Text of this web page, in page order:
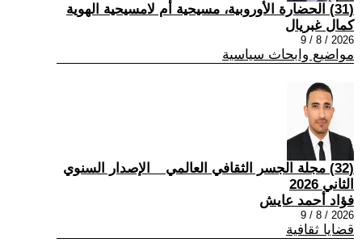
(31) الحضارة الأوروبية، مسيحية أم لامسيحية الهوية
كمال غبريال
2026 / 8 / 9
مواضيع وابحاث سياسية
(32) مجلة الجسر الثقافي العالمي _ الإصدار السنوي
الثاني 2026
فؤاد أحمد عايش
2026 / 8 / 9
قضايا ثقافية